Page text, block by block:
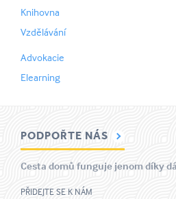
Knihovna
Vzdělávání
Advokacie
Elearning
PODPOŘTE NÁS
Cesta domů funguje jenom díky
PŘIDEJTE SE K NÁM